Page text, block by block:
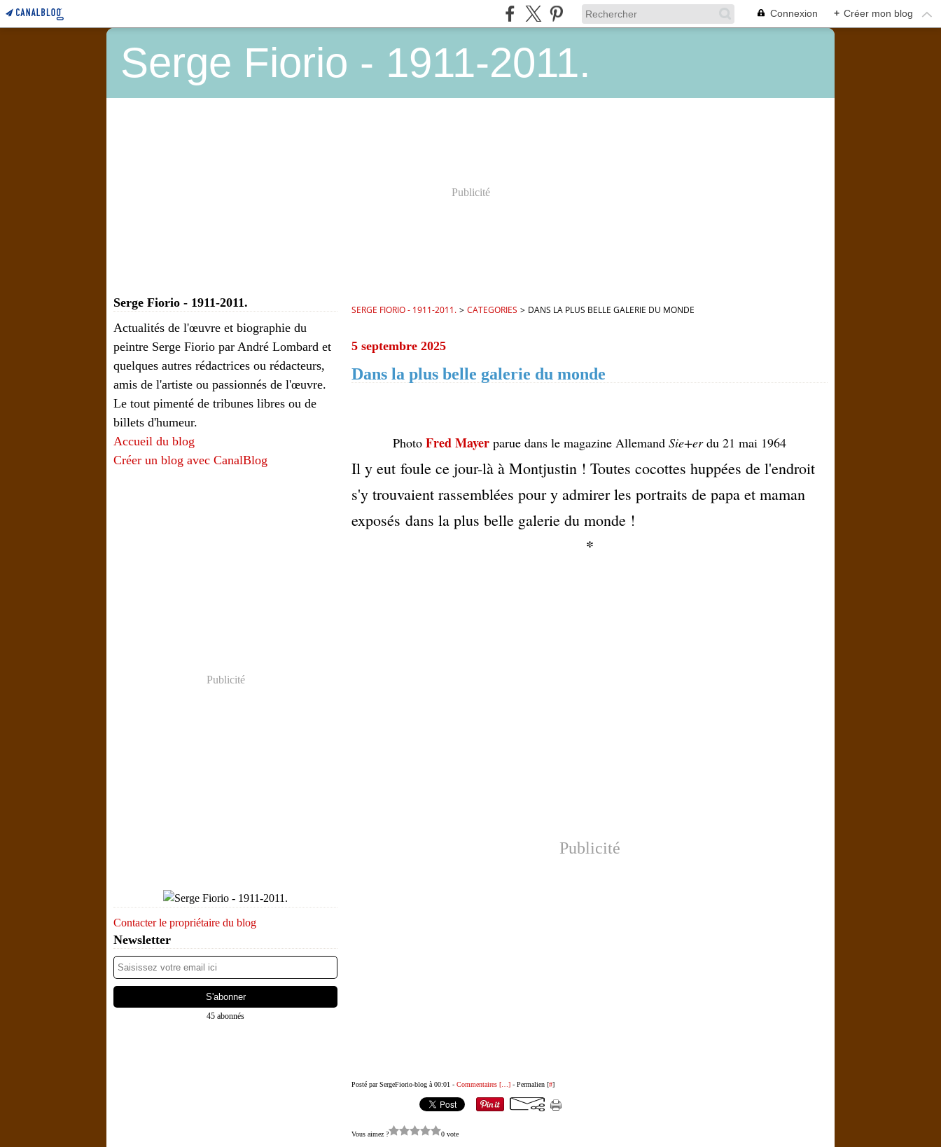
Connexion + Créer mon blog
Serge Fiorio - 1911-2011.
Publicité
Serge Fiorio - 1911-2011.
Actualités de l'œuvre et biographie du
peintre Serge Fiorio par André Lombard et
quelques autres rédactrices ou rédacteurs,
amis de l'artiste ou passionnés de l'œuvre.
Le tout pimenté de tribunes libres ou de
billets d'humeur.
Accueil du blog
Créer un blog avec CanalBlog
Publicité
Contacter le propriétaire du blog
Newsletter
45 abonnés
SERGE FIORIO - 1911-2011. > CATEGORIES > DANS LA PLUS BELLE GALERIE DU MONDE
5 septembre 2025
Dans la plus belle galerie du monde
Photo Fred Mayer parue dans le magazine Allemand Sie+erdu 21 mai 1964
Il y eut foule ce jour-là à Montjustin ! Toutes cocottes huppées de l'endroit
s'y trouvaient rassemblées pour y admirer les portraits de papa et maman
exposés dans la plus belle galerie du monde !
*
Publicité
Posté par SergeFiorio-blog à 00:01 - Commentaires [ ] - Permalien [#]
Vous aimez ? 0 vote